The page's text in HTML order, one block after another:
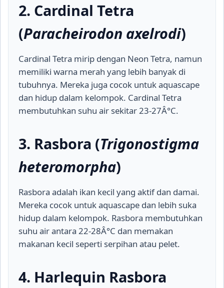
2. Cardinal Tetra
(Paracheirodon axelrodi)
Cardinal Tetra mirip dengan Neon Tetra, namun
memiliki warna merah yang lebih banyak di
tubuhnya. Mereka juga cocok untuk aquascape
dan hidup dalam kelompok. Cardinal Tetra
membutuhkan suhu air sekitar 23-27Â°C.
3. Rasbora (Trigonostigma
heteromorpha)
Rasbora adalah ikan kecil yang aktif dan damai.
Mereka cocok untuk aquascape dan lebih suka
hidup dalam kelompok. Rasbora membutuhkan
suhu air antara 22-28Â°C dan memakan
makanan kecil seperti serpihan atau pelet.
4. Harlequin Rasbora